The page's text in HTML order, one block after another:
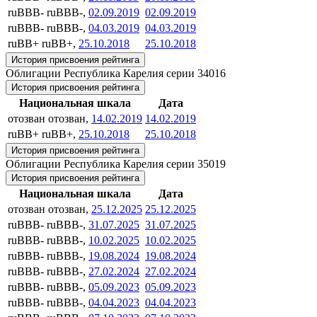
ruBBB- ruBBB-, 02.09.2019 02.09.2019
ruBBB- ruBBB-, 04.03.2019 04.03.2019
ruBB+ ruBB+, 25.10.2018 25.10.2018
История присвоения рейтинга
Облигации Республика Карелия серии 34016
История присвоения рейтинга
Национальная шкала
Дата
отозван отозван, 14.02.2019 14.02.2019
ruBB+ ruBB+, 25.10.2018 25.10.2018
История присвоения рейтинга
Облигации Республика Карелия серии 35019
История присвоения рейтинга
Национальная шкала
Дата
отозван отозван, 25.12.2025 25.12.2025
ruBBB- ruBBB-, 31.07.2025 31.07.2025
ruBBB- ruBBB-, 10.02.2025 10.02.2025
ruBBB- ruBBB-, 19.08.2024 19.08.2024
ruBBB- ruBBB-, 27.02.2024 27.02.2024
ruBBB- ruBBB-, 05.09.2023 05.09.2023
ruBBB- ruBBB-, 04.04.2023 04.04.2023